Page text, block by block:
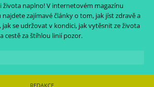
života naplno! V internetovém magazínu
najdete zajímavé články o tom, jak jíst zdravě a
se udržovat v kondici, jak vytěsnit ze života
cestě za štíhlou linií pozor.
REDAKCE